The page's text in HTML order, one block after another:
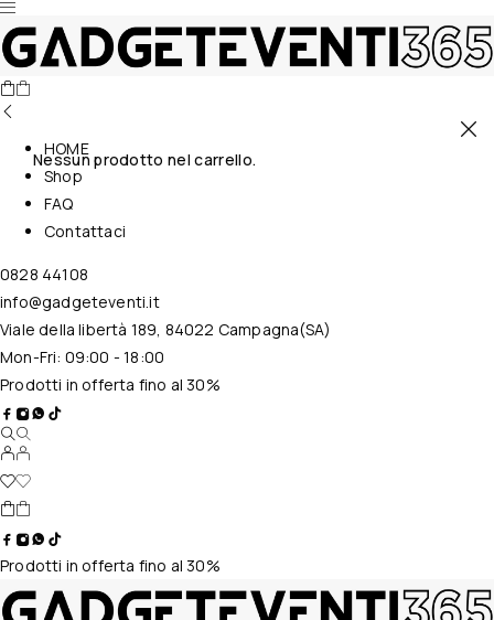
Nessun prodotto nel carrello.
HOME
Shop
FAQ
Contattaci
0828 44108
info@gadgeteventi.it
Viale della libertà 189, 84022 Campagna(SA)
Mon-Fri: 09:00 - 18:00
Prodotti in offerta fino al 30%
Prodotti in offerta fino al 30%